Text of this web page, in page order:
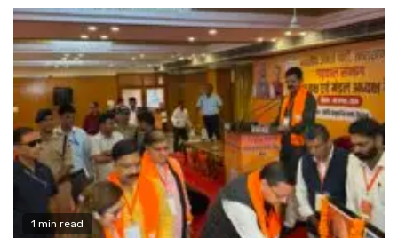
1 min read